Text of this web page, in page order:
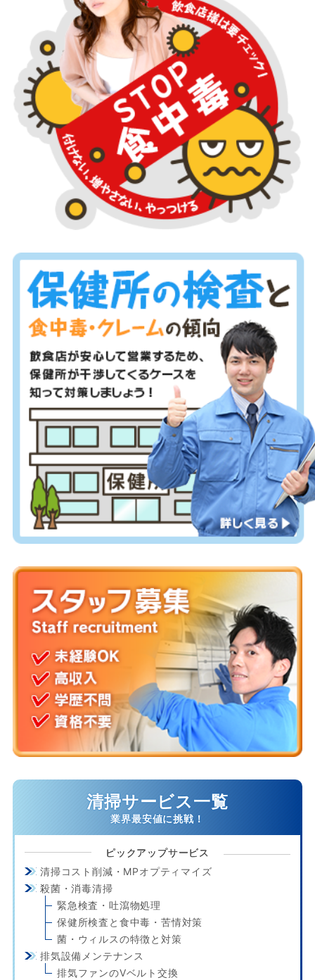
清掃サービス一覧
ピックアップサービス
清掃コスト削減・MPオプティマイズ
殺菌・消毒清掃
緊急検査・吐瀉物処理
保健所検査と食中毒・苦情対策
菌・ウィルスの特徴と対策
排気設備メンテナンス
排気ファンのVベルト交換